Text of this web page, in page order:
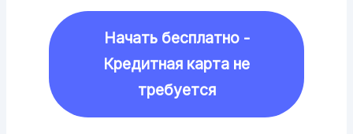
Начать бесплатно -
Кредитная карта не
требуется